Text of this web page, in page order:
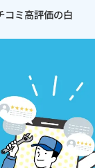
コミ高評価の白